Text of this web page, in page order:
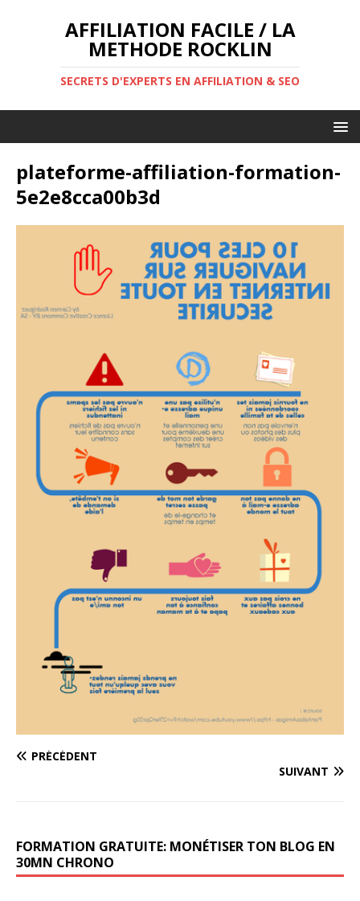
AFFILIATION FACILE / LA
METHODE ROCKLIN
SECRETS D'EXPERTS EN AFFILIATION & SEO
plateforme-affiliation-formation-
5e2e8cca00b3d
PRÉCÉDENT
SUIVANT
FORMATION GRATUITE: MONÉTISER TON BLOG EN
30MN CHRONO